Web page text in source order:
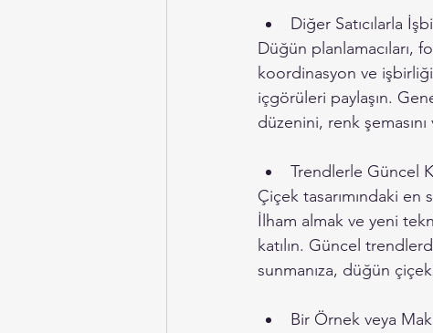
Diğer Satıcılarla
Düğün planlamacıları,
koordinasyon ve
içgörüleri paylaşın.
düzenini, renk
Trendlerle Güncel
Çiçek tasarımındaki
İlham almak ve yeni
katılın. Güncel
sunmanıza, düğün
Bir Örnek veya